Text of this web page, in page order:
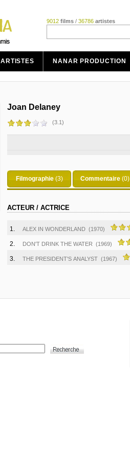
9012 films / 36786 artistes
ARTISTES NANAR PRODUCTION
Joan Delaney
(3.1)
Filmographie(3) Commentaire(0)
ACTEUR / ACTRICE
1. ALEX IN WONDERLAND (1970)
2. DON'T DRINK THE WATER (1969)
3. THE PRESIDENT'S ANALYST (1967)